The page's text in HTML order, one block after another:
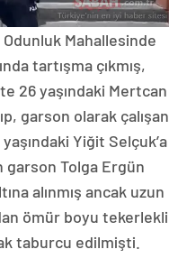
Mahallesinde
tartışma çıkmış,
26 yaşındaki Mertcan
garson olarak çalışan
Yiğit Selçuk’a
garson Tolga Ergün
alınmış ancak uzun
ömür boyu tekerlekli
taburcu edilmişti.